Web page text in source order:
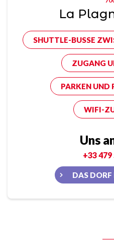
La
SHUTTLE-BUSSE
ZUGANG
PARKEN UND
WIFI-
Uns
+33 479
DAS DORF